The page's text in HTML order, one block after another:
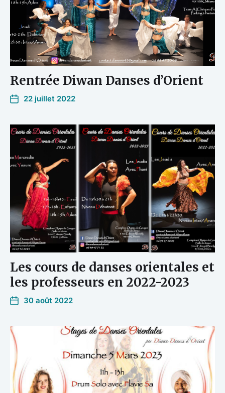
Rentrée Diwan Danses d’Orient
22 juillet 2022
Les cours de danses orientales et
les professeurs en 2022-2023
30 août 2022